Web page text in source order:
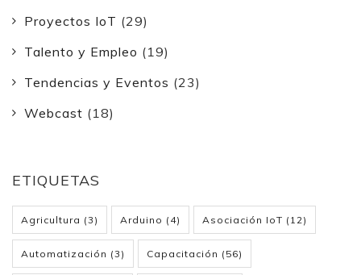
Proyectos IoT (29)
Talento y Empleo (19)
Tendencias y Eventos (23)
Webcast (18)
ETIQUETAS
Agricultura (3) Arduino (4) Asociación IoT (12)
Automatización (3) Capacitación (56)